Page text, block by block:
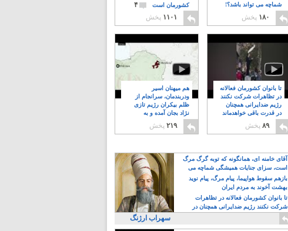
کشورمان است
۴
۱۱۰۱ پخش
شماچه می تواند باشد؟!
۸
۱۸۰ پخش
هم میهنان اسیر
ودربندمان، سرانجام از
ظلم بیکران رژیم تازی
نژاد بجان آمده و به
۲۱۹ پخش
تا بانوان کشورمان فعالانه
در تظاهرات شرکت نکنند
رژیم ضدایرانی همچنان
در قدرت باقی خواهدماند
۸
۸۹ پخش
آقای خامنه ای، همانگونه که توبه گرگ مرگ
است، سزای جنایات همیشگی شماچه می
تواند باشد؟!
بازهم سقوط هواپیما، پیام مرگ، پیام نوید
بهشت آخوند به مردم ایران
تا بانوان کشورمان فعالانه در تظاهرات
شرکت نکنند رژیم ضدایرانی همچنان در
قدرت باقی خواهدماند
سهراب ارژنگ